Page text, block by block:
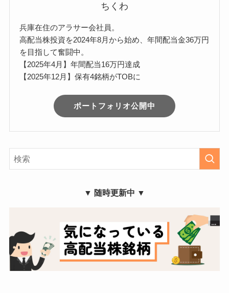
ちくわ
兵庫在住のアラサー会社員。
高配当株投資を2024年8月から始め、年間配当金36万円
を目指して奮闘中。
【2025年4月】年間配当16万円達成
【2025年12月】保有4銘柄がTOBに
ポートフォリオ公開中
▼ 随時更新中 ▼